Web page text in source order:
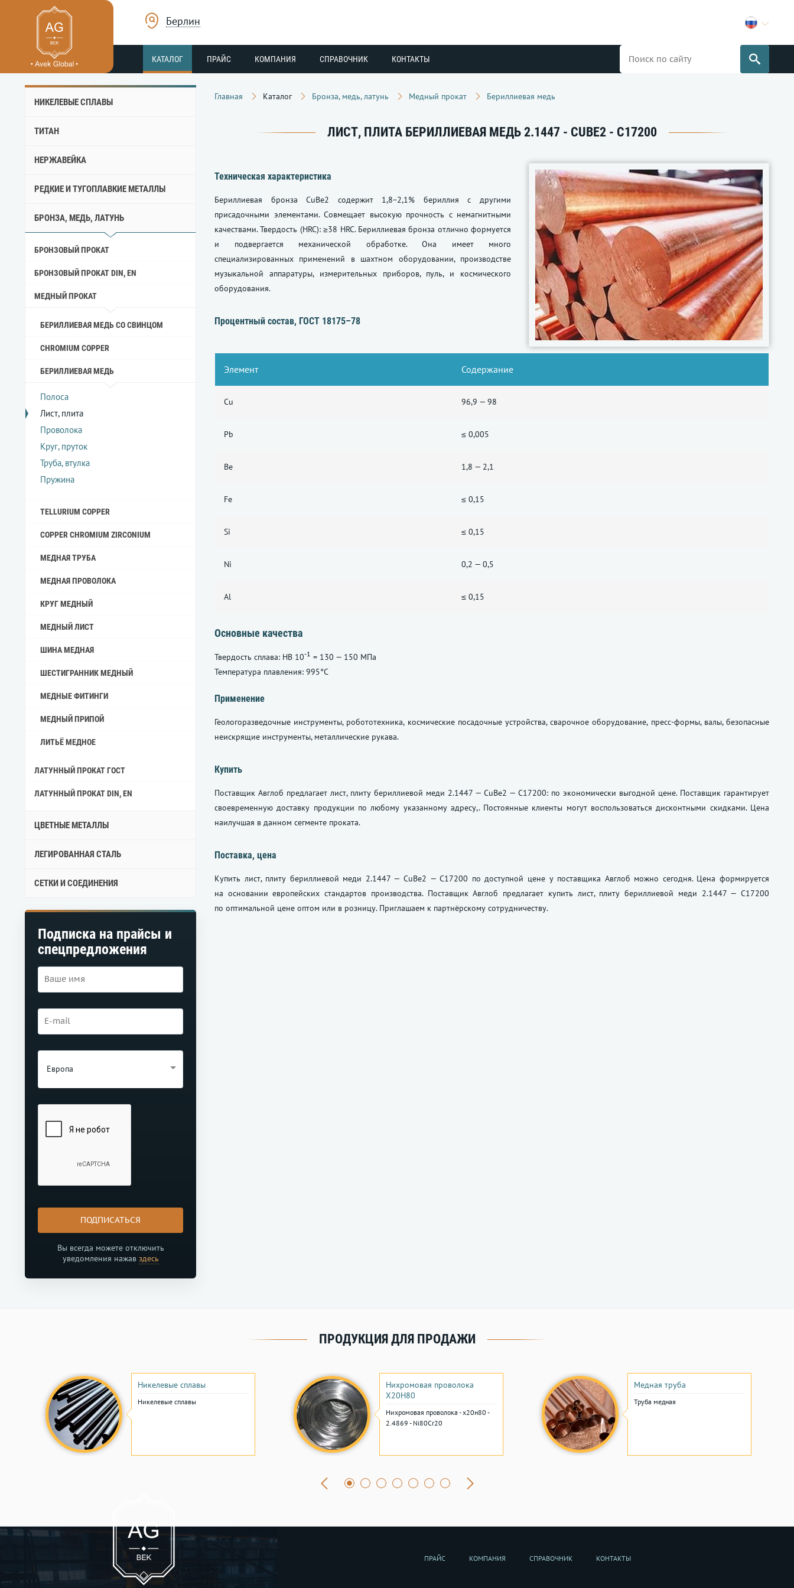
Берлин
КАТАЛОГ ПРАЙС КОМПАНИЯ СПРАВОЧНИК КОНТАКТЫ
НИКЕЛЕВЫЕ СПЛАВЫ
ТИТАН
НЕРЖАВЕЙКА
РЕДКИЕ И ТУГОПЛАВКИЕ МЕТАЛЛЫ
БРОНЗА, МЕДЬ, ЛАТУНЬ
БРОНЗОВЫЙ ПРОКАТ
БРОНЗОВЫЙ ПРОКАТ DIN, EN
МЕДНЫЙ ПРОКАТ
БЕРИЛЛИЕВАЯ МЕДЬ СО СВИНЦОМ
CHROMIUM COPPER
БЕРИЛЛИЕВАЯ МЕДЬ
Полоса
Лист, плита
Проволока
Круг, пруток
Труба, втулка
Пружина
TELLURIUM COPPER
COPPER CHROMIUM ZIRCONIUM
МЕДНАЯ ТРУБА
МЕДНАЯ ПРОВОЛОКА
КРУГ МЕДНЫЙ
МЕДНЫЙ ЛИСТ
ШИНА МЕДНАЯ
ШЕСТИГРАННИК МЕДНЫЙ
МЕДНЫЕ ФИТИНГИ
МЕДНЫЙ ПРИПОЙ
ЛИТЬЁ МЕДНОЕ
ЛАТУННЫЙ ПРОКАТ ГОСТ
ЛАТУННЫЙ ПРОКАТ DIN, EN
ЦВЕТНЫЕ МЕТАЛЛЫ
ЛЕГИРОВАННАЯ СТАЛЬ
СЕТКИ И СОЕДИНЕНИЯ
Подписка на прайсы и
спецпредложения
Европа
ПОДПИСАТЬСЯ
Вы всегда можете отключить
уведомления нажав здесь
Главная Каталог Бронза, медь, латунь Медный прокат Бериллиевая медь
ЛИСТ, ПЛИТА БЕРИЛЛИЕВАЯ МЕДЬ 2.1447 - CUBE2 - C17200
Техническая характеристика
Бериллиевая бронза CuBe2 содержит 1,8−2,1% бериллия с другими
присадочными элементами. Совмещает высокую прочность с немагнитными
качествами. Твердость (HRC): ≥38 HRC. Бериллиевая бронза отлично формуется
и подвергается механической обработке. Она имеет много
специализированных применений в шахтном оборудовании, производстве
музыкальной аппаратуры, измерительных приборов, пуль, и космического
оборудования.
Процентный состав, ГОСТ 18175–78
Элемент Содержание
Cu 96,9 — 98
Pb ≤ 0,005
Be 1,8 — 2,1
Fe ≤ 0,15
Si ≤ 0,15
Ni 0,2 — 0,5
Al ≤ 0,15
Основные качества
Твердость сплава: HB 10-1 = 130 — 150 МПа
Температура плавления: 995°C
Применение
Геологоразведочные инструменты, робототехника, космические посадочные устройства, сварочное оборудование, пресс-формы, валы, безопасные
неискрящие инструменты, металлические рукава.
Купить
Поставщик Авглоб предлагает лист, плиту бериллиевой меди 2.1447 — CuBe2 — C17200: по экономически выгодной цене. Поставщик гарантирует
своевременную доставку продукции по любому указанному адресу,. Постоянные клиенты могут воспользоваться дисконтными скидками. Цена
наилучшая в данном сегменте проката.
Поставка, цена
Купить лист, плиту бериллиевой меди 2.1447 — CuBe2 — C17200 по доступной цене у поставщика Авглоб можно сегодня. Цена формируется
на основании европейских стандартов производства. Поставщик Авглоб предлагает купить лист, плиту бериллиевой меди 2.1447 — C17200
по оптимальной цене оптом или в розницу. Приглашаем к партнёрскому сотрудничеству.
ПРОДУКЦИЯ ДЛЯ ПРОДАЖИ
Никелевые сплавы
Никелевые сплавы
Нихромовая проволока
Х20Н80
Нихромовая проволока - х20н80 -
2.4869 - Ni80Cr20
Медная труба
Труба медная
ПРАЙС КОМПАНИЯ СПРАВОЧНИК КОНТАКТЫ